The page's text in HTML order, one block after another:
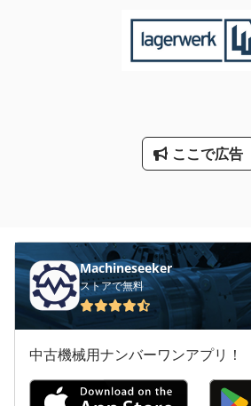
ここで広告
Machineseeker
ストアで無料
中古機械用ナンバーワンアプリ！